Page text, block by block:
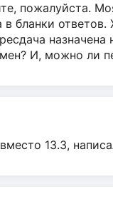
пожалуйста.
в бланки
И, можно ли
13.3,